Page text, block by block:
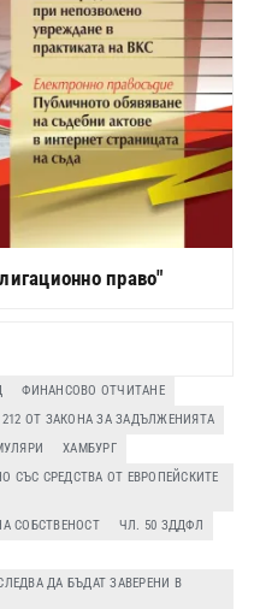
право"
ФИНАНСОВО ОТЧИТАНЕ
ОТ ЗАКОНА ЗА ЗАДЪЛЖЕНИЯТА
ХАМБУРГ
СРЕДСТВА ОТ ЕВРОПЕЙСКИТЕ
СОБСТВЕНОСТ
ЧЛ. 50 ЗДДФЛ
ДА БЪДАТ ЗАВЕРЕНИ В